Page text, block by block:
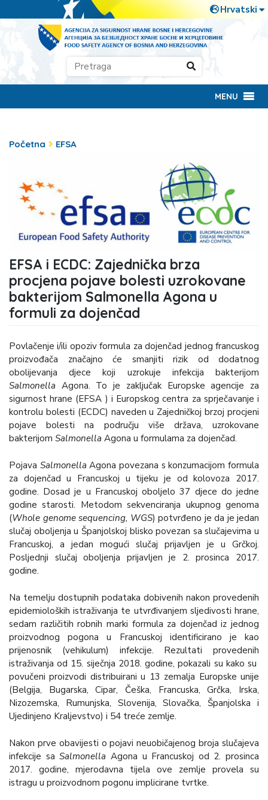
MENU
Početna EFSA
EFSA i ECDC: Zajednička brza
procjena pojave bolesti uzrokovane
bakterijom Salmonella Agona u
formuli za dojenčad
Povlačenje i/ili opoziv formula za dojenčad jednog francuskog
proizvođača značajno će smanjiti rizik od dodatnog
obolijevanja djece koji uzrokuje infekcija bakterijom
Salmonella Agona. To je zaključak Europske agencije za
sigurnost hrane (EFSA ) i Europskog centra za sprječavanje i
kontrolu bolesti (ECDC) naveden u Zajedničkoj brzoj procjeni
pojave bolesti na području više država, uzrokovane
bakterijom Salmonella Agona u formulama za dojenčad.
Pojava Salmonella Agona povezana s konzumacijom formula
za dojenčad u Francuskoj u tijeku je od kolovoza 2017.
godine. Dosad je u Francuskoj oboljelo 37 djece do jedne
godine starosti. Metodom sekvenciranja ukupnog genoma
(Whole genome sequencing, WGS) potvrđeno je da je jedan
slučaj oboljenja u Španjolskoj blisko povezan sa slučajevima u
Francuskoj, a jedan mogući slučaj prijavljen je u Grčkoj.
Posljednji slučaj oboljenja prijavljen je 2. prosinca 2017.
godine.
Na temelju dostupnih podataka dobivenih nakon provedenih
epidemioloških istraživanja te utvrđivanjem sljedivosti hrane,
sedam različitih robnih marki formula za dojenčad iz jednog
proizvodnog pogona u Francuskoj identificirano je kao
prijenosnik (vehikulum) infekcije. Rezultati provedenih
istraživanja od 15. siječnja 2018. godine, pokazali su kako su
povučeni proizvodi distribuirani u 13 zemalja Europske unije
(Belgija, Bugarska, Cipar, Češka, Francuska, Grčka, Irska,
Nizozemska, Rumunjska, Slovenija, Slovačka, Španjolska i
Ujedinjeno Kraljevstvo) i 54 treće zemlje.
Nakon prve obavijesti o pojavi neuobičajenog broja slučajeva
infekcije saSalmonella Agona u Francuskoj od 2. prosinca
2017. godine, mjerodavna tijela ove zemlje provela su
istragu u proizvodnom pogonu implicirane tvrtke.